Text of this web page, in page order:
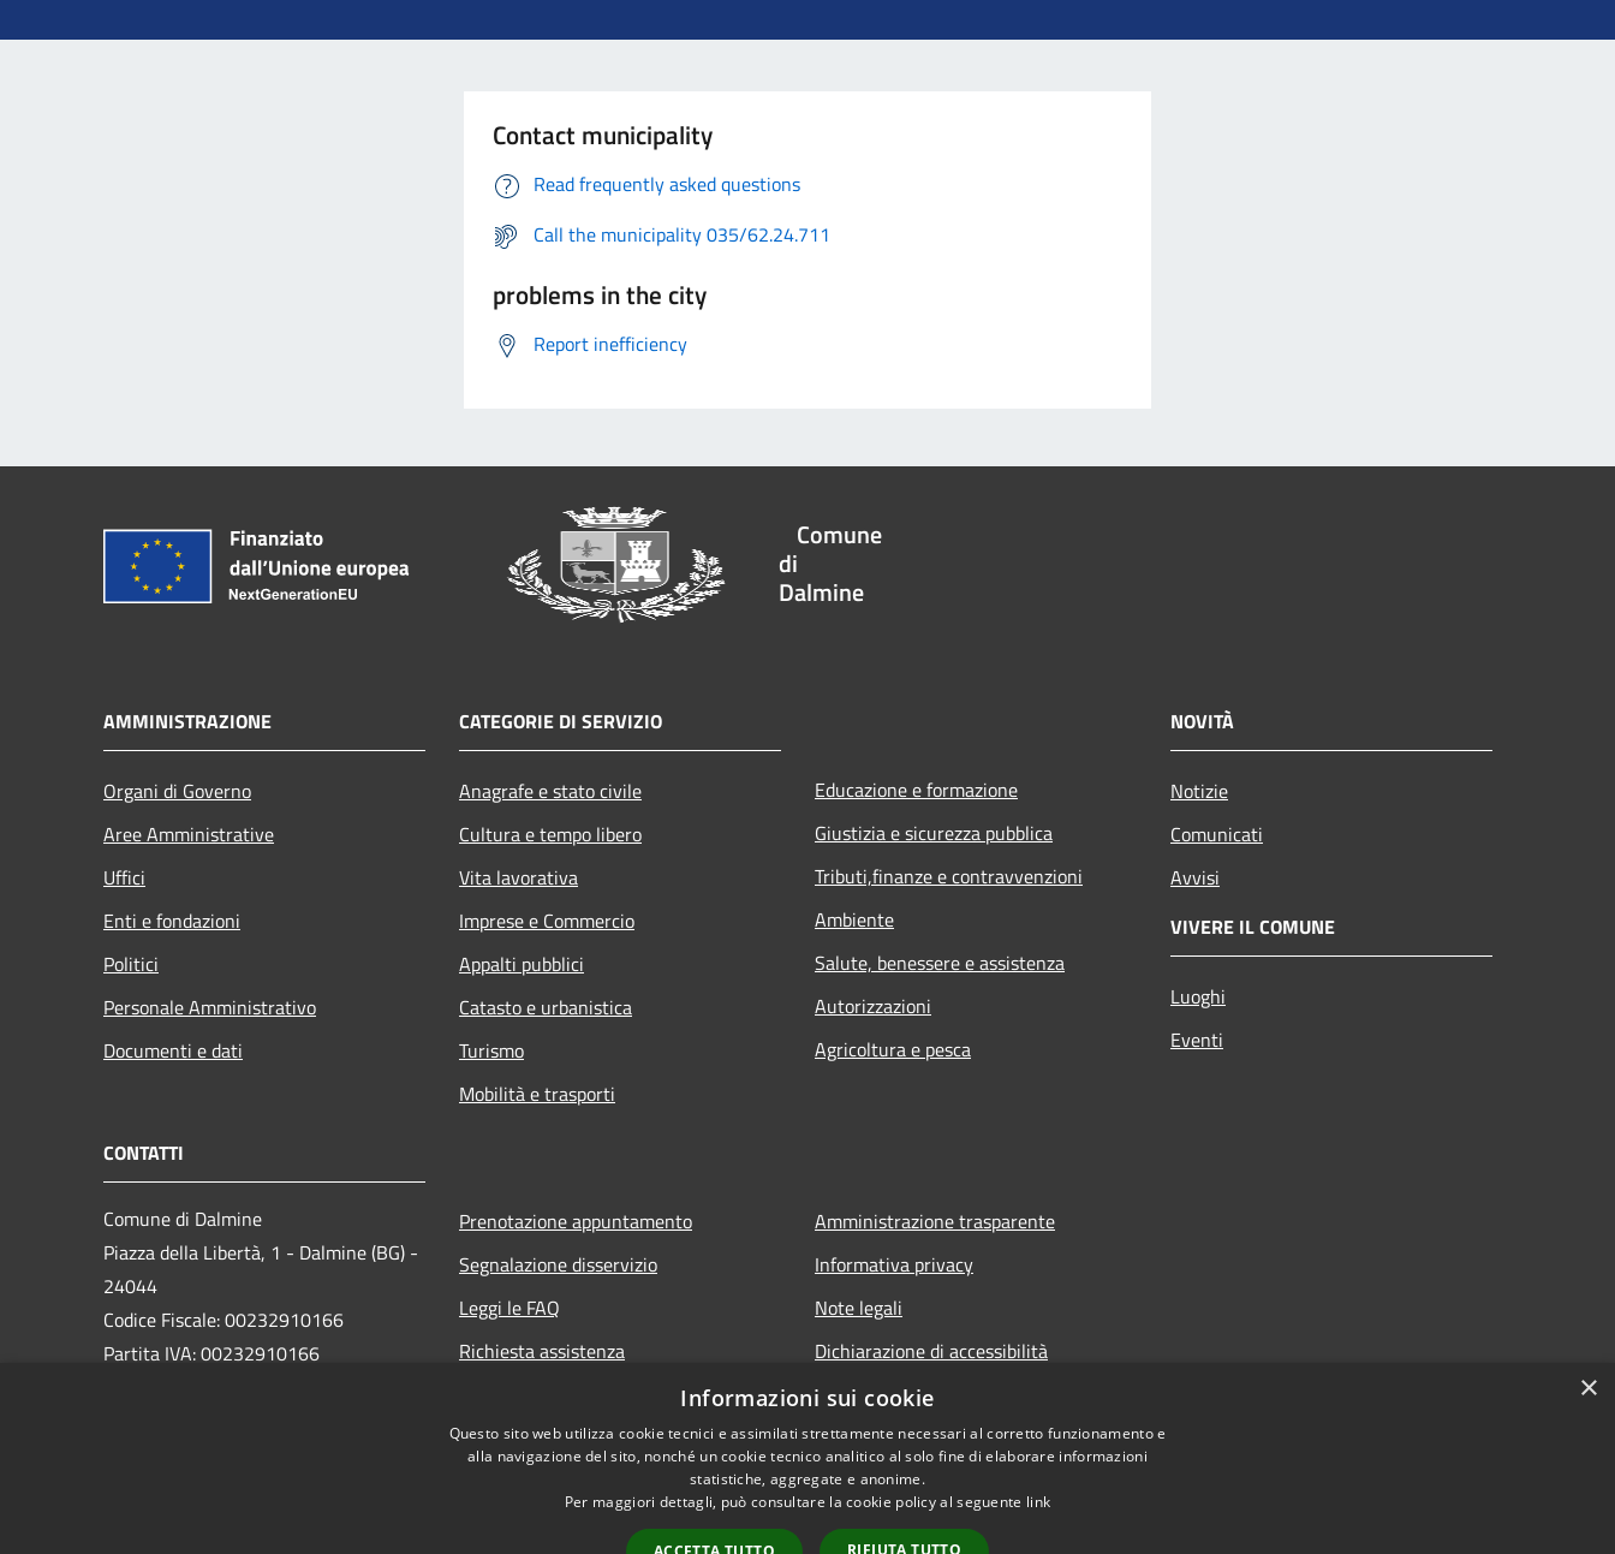
Contact municipality
Read frequently asked questions
Call the municipality 035/62.24.711
problems in the city
Report inefficiency
Comune
di
Dalmine
AMMINISTRAZIONE
Organi di Governo
Aree Amministrative
Uffici
Enti e fondazioni
Politici
Personale Amministrativo
Documenti e dati
CATEGORIE DI SERVIZIO
Anagrafe e stato civile
Cultura e tempo libero
Vita lavorativa
Imprese e Commercio
Appalti pubblici
Catasto e urbanistica
Turismo
Mobilità e trasporti
Educazione e formazione
Giustizia e sicurezza pubblica
Tributi,finanze e contravvenzioni
Ambiente
Salute, benessere e assistenza
Autorizzazioni
Agricoltura e pesca
NOVITÀ
Notizie
Comunicati
Avvisi
VIVERE IL COMUNE
Luoghi
Eventi
CONTATTI
Comune di Dalmine
Piazza della Libertà, 1 - Dalmine (BG) -
24044
Codice Fiscale: 00232910166
Partita IVA: 00232910166
Prenotazione appuntamento
Segnalazione disservizio
Leggi le FAQ
Richiesta assistenza
Amministrazione trasparente
Informativa privacy
Note legali
Dichiarazione di accessibilità
Piano di miglioramento del sito
×
Informazioni sui cookie
Questo sito web utilizza cookie tecnici e assimilati strettamente necessari al corretto funzionamento e
alla navigazione del sito, nonché un cookie tecnico analitico al solo fine di elaborare informazioni
statistiche, aggregate e anonime.
Per maggiori dettagli, può consultare la cookie policy al seguente link
RIFIUTA TUTTO